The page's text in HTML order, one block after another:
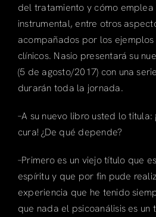
del tratamiento y cómo emplea
instrumental, entre otros
acompañados por los
clínicos. Nasio presentará su
(5 de agosto/2017) con una
durarán toda la jornada.
–A su nuevo libro usted lo titula:
cura! ¿De qué depende?
–Primero es un viejo título que
espíritu y que por fin pude
experiencia que he tenido
que nada el psicoanálisis es un